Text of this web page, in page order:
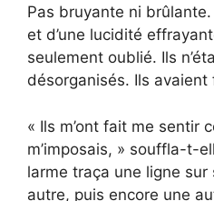
Pas bruyante ni
et d’une lucidité
seulement oublié. Ils
désorganisés. Ils avaient
« Ils m’ont fait me sentir
m’imposais, » souffla-t-
larme traça une ligne sur
autre, puis encore une